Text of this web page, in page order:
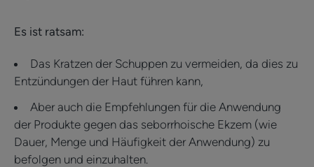
Es ist ratsam:
Das Kratzen der Schuppen zu vermeiden, da dies zu
Entzündungen der Haut führen kann,
Aber auch die Empfehlungen für die Anwendung
der Produkte gegen das seborrhoische Ekzem (wie
Dauer, Menge und Häufigkeit der Anwendung) zu
befolgen und einzuhalten.